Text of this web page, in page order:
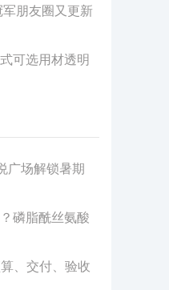
朋友圈又更新
可选用材透明
广场解锁暑期
磷脂酰丝氨酸
、交付、验收